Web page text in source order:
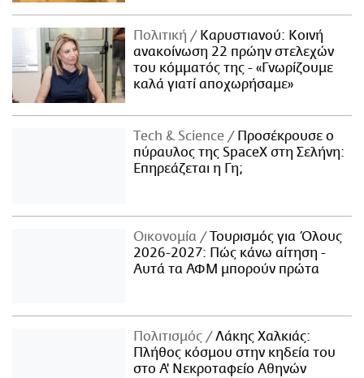
Πολιτική
Καρυστιανού: Κοινή
ανακοίνωση 22 πρώην στελεχών
του κόμματός της - «Γνωρίζουμε
καλά γιατί αποχωρήσαμε»
Τech & Science
Προσέκρουσε ο
πύραυλος της SpaceX στη Σελήνη:
Επηρεάζεται η Γη;
Οικονομία
Τουρισμός για Όλους
2026-2027: Πώς κάνω αίτηση -
Αυτά τα ΑΦΜ μπορούν πρώτα
Πολιτισμός
Λάκης Χαλκιάς:
Πλήθος κόσμου στην κηδεία του
στο Α' Νεκροταφείο Αθηνών